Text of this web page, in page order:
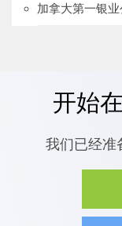
加拿大第一银
开始
我们已经准